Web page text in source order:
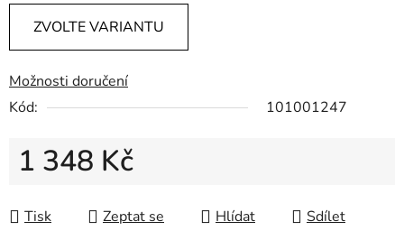
ZVOLTE VARIANTU
Možnosti doručení
Kód:
101001247
1 348 Kč
Tisk
Zeptat se Hlídat Sdílet